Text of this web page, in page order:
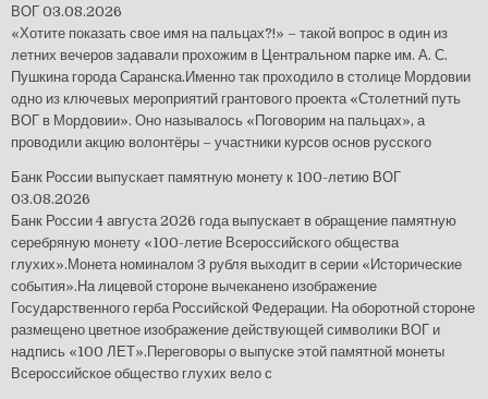
ВОГ 03.08.2026
«Хотите показать свое имя на пальцах?!» – такой вопрос в один из
летних вечеров задавали прохожим в Центральном парке им. А. С.
Пушкина города Саранска.Именно так проходило в столице Мордовии
одно из ключевых мероприятий грантового проекта «Столетний путь
ВОГ в Мордовии». Оно называлось «Поговорим на пальцах», а
проводили акцию волонтёры – участники курсов основ русского
Банк России выпускает памятную монету к 100-летию ВОГ
03.08.2026
Банк России 4 августа 2026 года выпускает в обращение памятную
серебряную монету «100-летие Всероссийского общества
глухих».Монета номиналом 3 рубля выходит в серии «Исторические
события».На лицевой стороне вычеканено изображение
Государственного герба Российской Федерации. На оборотной стороне
размещено цветное изображение действующей символики ВОГ и
надпись «100 ЛЕТ».Переговоры о выпуске этой памятной монеты
Всероссийское общество глухих вело с